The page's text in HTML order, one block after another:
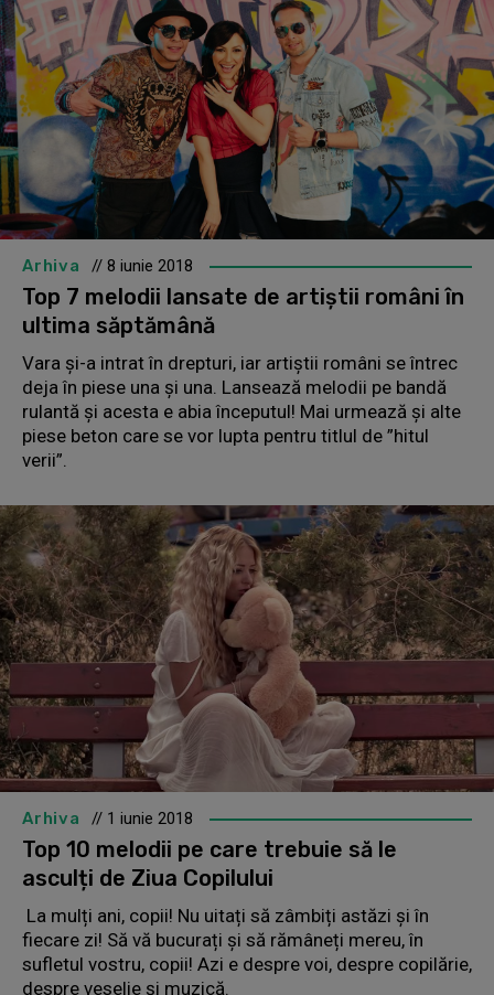
Arhiva // 8 iunie 2018
Top 7 melodii lansate de artiștii români în
ultima săptămână
Vara și-a intrat în drepturi, iar artiștii români se întrec
deja în piese una și una. Lansează melodii pe bandă
rulantă și acesta e abia începutul! Mai urmează și alte
piese beton care se vor lupta pentru titlul de ”hitul
verii”.
Arhiva // 1 iunie 2018
Top 10 melodii pe care trebuie să le
asculți de Ziua Copilului
La mulți ani, copii! Nu uitați să zâmbiți astăzi și în
fiecare zi! Să vă bucurați și să rămâneți mereu, în
sufletul vostru, copii! Azi e despre voi, despre copilărie,
despre veselie și muzică.